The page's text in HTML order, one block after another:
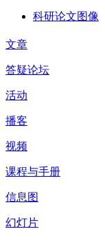
科研论文图像
文章
答疑论坛
活动
播客
视频
课程与手册
信息图
幻灯片